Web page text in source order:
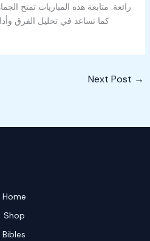
رائعة. متابعة هذه المباريات تمنح
كما تساعد في تحليل الفرق
Next Post →
Home
Shop
Bibles